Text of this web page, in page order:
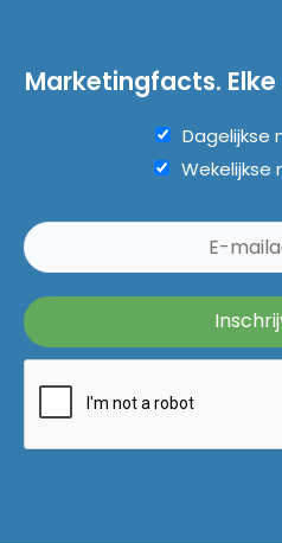
Marketingfacts.
Dagelijkse
Wekelijkse